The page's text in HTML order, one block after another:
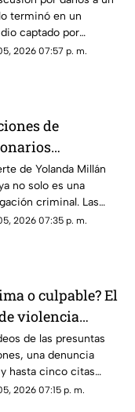
terminó en un
captado por
2026 07:57 p. m.
de
ante el
de Yolanda
ayudante
de
de Yolanda Millán
no solo es una
criminal. Las
continúan
¿Qué dijeron las
y qué sigue en el
2026 07:35 p. m.
o culpable? El
violencia
los hombres en
que está
en redes
de las presuntas
una denuncia
hasta cinco citas
canceladas; aun
2026 07:15 p. m.